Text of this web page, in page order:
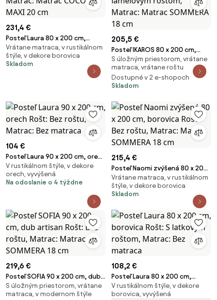
231,4 €
Posteľ Laura 80 x 200 cm,
borovica Rošt: Bez roštu,
Matrac: Matrac COCO MAXI 20
cm
Vrátane matraca, v rustikálnom
štýle, v dekore borovica
Skladom
205,5 €
Posteľ IKAROS 80 x 200 cm,
biela Rošt: S lamelovým roštom,
Matrac: Matrac SOMMERA 18
cm
S úložným priestorom, vrátane
matraca, vrátane roštu
Dostupné v 2 e-shopoch
Skladom
104 €
Posteľ Laura 90 x 200 cm, orech
Rošt: Bez roštu, Matrac: Bez
matraca
V rustikálnom štýle, v dekore
orech, vyvýšená
Na odoslanie o 4 týždne
215,4 €
Posteľ Naomi zvýšená 80 x 200
cm, borovica Rošt: Bez roštu,
Matrac: Matrac SOMMERA 18
cm
Vrátane matraca, v rustikálnom
štýle, v dekore borovica
Skladom
219,6 €
Posteľ SOFIA 90 x 200 cm, dub
artisan Rošt: Bez roštu, Matrac:
Matrac SOMMERA 18 cm
S úložným priestorom, vrátane
matraca, v modernom štýle
108,2 €
Posteľ Laura 80 x 200 cm,
borovica Rošt: S latkovým
roštom, Matrac: Bez matraca
V rustikálnom štýle, v dekore
borovica, vyvýšená